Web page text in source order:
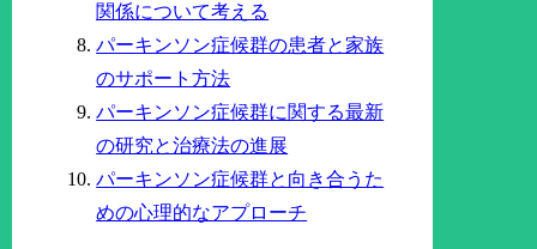
関係について考える
パーキンソン症候群の患者と家族
のサポート方法
パーキンソン症候群に関する最新
の研究と治療法の進展
パーキンソン症候群と向き合うた
めの心理的なアプローチ